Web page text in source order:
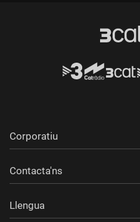
Corporatiu
Contacta'ns
Llengua